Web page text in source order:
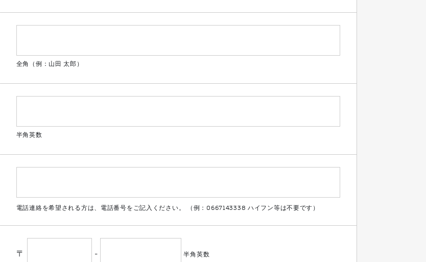
全角（例：山田 太郎）
半角英数
電話連絡を希望される方は、電話番号をご記入ください。 （例：0667143338 ハイフン等は不要です）
〒 - 半角英数